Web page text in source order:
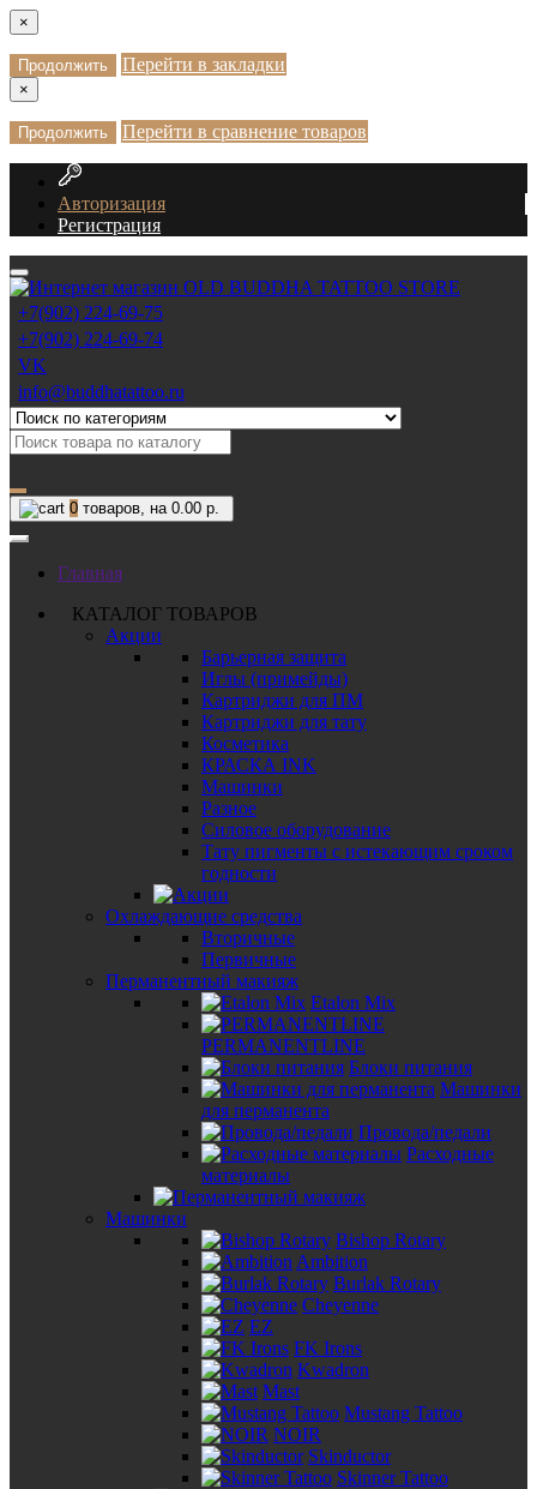
×
Продолжить Перейти в закладки
×
Продолжить Перейти в сравнение товаров
Авторизация
Регистрация
+7(902) 224-69-75
+7(902) 224-69-74
VK
info@buddhatattoo.ru
0 товаров, на 0.00 р.
Главная
КАТАЛОГ ТОВАРОВ
Акции
Барьерная защита
Иглы (примейды)
Картриджи для ПМ
Картриджи для тату
Косметика
КРАСКА INK
Машинки
Разное
Силовое оборудование
Тату пигменты с истекающим сроком
годности
Охлаждающие средства
Вторичные
Первичные
Перманентный макияж
Etalon Mix
PERMANENTLINE
Блоки питания
Машинки
для перманента
Провода/педали
Расходные
материалы
Машинки
Bishop Rotary
Ambition
Burlak Rotary
Cheyenne
EZ
FK Irons
Kwadron
Mast
Mustang Tattoo
NOIR
Skinductor
Skinner Tattoo